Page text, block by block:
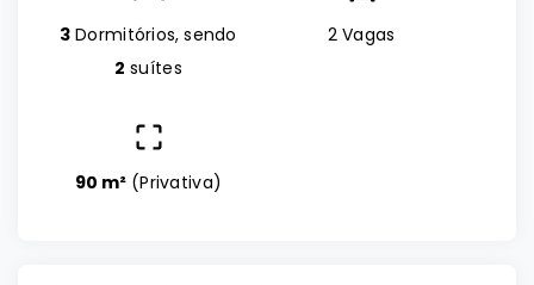
3 Dormitórios, sendo
2 suítes
2 Vagas
90 m² (Privativa)